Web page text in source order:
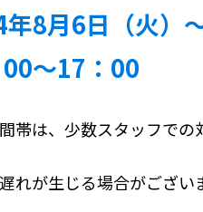
8月6日（火）
～17：00
帯は、少数スタッフでの
れが生じる場合がござい